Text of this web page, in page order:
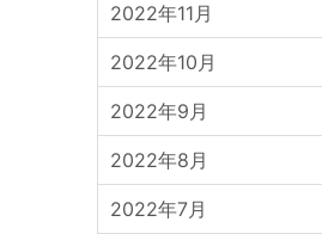
2022年11月
2022年10月
2022年9月
2022年8月
2022年7月